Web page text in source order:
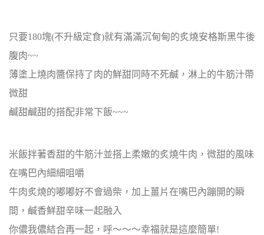
只要180塊(不升級定食)就有滿滿沉甸甸的炙燒安格斯黑牛後
腹肉~~
薄塗上燒肉醬保持了肉的鮮甜同時不死鹹，淋上的牛筋汁帶
微甜
鹹甜鹹甜的搭配非常下飯~~~
米飯拌著香甜的牛筋汁並搭上柔嫩的炙燒牛肉，微甜的風味
在嘴巴內細細咀嚼
牛肉炙燒的嘟嘟好不會過柴，加上薑片在嘴巴內蹦開的瞬
間，鹹香鮮甜辛味一起融入
你儂我儂結合再一起，呼～～～幸福就是這麼簡單!